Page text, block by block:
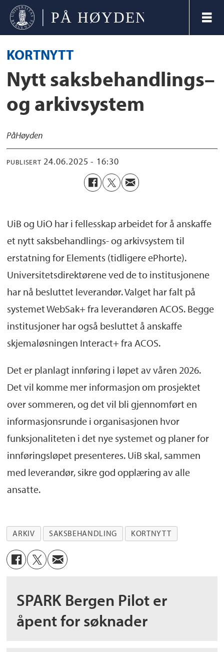
KORTNYTT
Nytt saksbehandlings–
og arkivsystem
PåHøyden
PUBLISERT 24.06.2025 - 16:30
UiB og UiO har i fellesskap arbeidet for å anskaffe
et nytt saksbehandlings- og arkivsystem til
erstatning for Elements (tidligere ePhorte).
Universitetsdirektørene ved de to institusjonene
har nå besluttet leverandør. Valget har falt på
systemet WebSak+ fra leverandøren ACOS. Begge
institusjoner har også besluttet å anskaffe
skjemaløsningen Interact+ fra ACOS.
Det er planlagt innføring i løpet av våren 2026.
Det vil komme mer informasjon om prosjektet
over sommeren, og det vil bli gjennomført en
informasjonsrunde i organisasjonen hvor
funksjonaliteten i det nye systemet og planer for
innføringsløpet presenteres. UiB skal, sammen
med leverandør, sikre god opplæring av alle
ansatte.
ARKIV SAKSBEHANDLING KORTNYTT
SPARK Bergen Pilot er
åpent for søknader